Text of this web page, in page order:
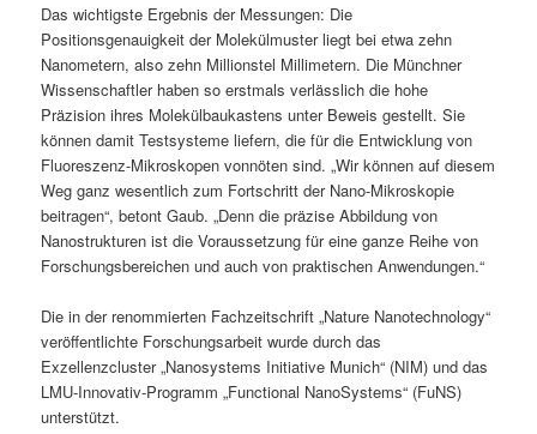
Das wichtigste Ergebnis der Messungen: Die
Positionsgenauigkeit der Molekülmuster liegt bei etwa zehn
Nanometern, also zehn Millionstel Millimetern. Die Münchner
Wissenschaftler haben so erstmals verlässlich die hohe
Präzision ihres Molekülbaukastens unter Beweis gestellt. Sie
können damit Testsysteme liefern, die für die Entwicklung von
Fluoreszenz-Mikroskopen vonnöten sind. „Wir können auf diesem
Weg ganz wesentlich zum Fortschritt der Nano-Mikroskopie
beitragen“, betont Gaub. „Denn die präzise Abbildung von
Nanostrukturen ist die Voraussetzung für eine ganze Reihe von
Forschungsbereichen und auch von praktischen Anwendungen.“
Die in der renommierten Fachzeitschrift „Nature Nanotechnology“
veröffentlichte Forschungsarbeit wurde durch das
Exzellenzcluster „Nanosystems Initiative Munich“ (NIM) und das
LMU-Innovativ-Programm „Functional NanoSystems“ (FuNS)
unterstützt.